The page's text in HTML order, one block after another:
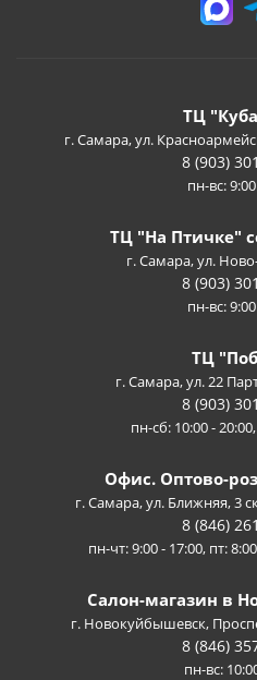
ТЦ
г. Самара, ул.
8 (903)
пн-вс:
ТЦ "На Птичке"
г. Самара, ул.
8 (903)
пн-вс:
ТЦ
г. Самара, ул. 22
8 (903)
пн-сб: 10:00 -
Офис. Оптово-
г. Самара, ул. Ближняя, 3
8 (846)
пн-чт: 9:00 - 17:00, пт:
Салон-магазин в
г. Новокуйбышевск,
8 (846)
пн-вс: